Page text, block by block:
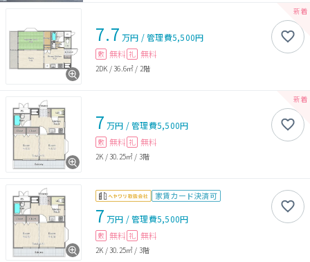
7.7 万円 /管理費5,500円
敷 無料 礼 無料
2DK /36.6㎡ / 2階
7 万円 /管理費5,500円
敷 無料 礼 無料
2K /30.25㎡ / 3階
家賃カード決済可
7 万円 /管理費5,500円
敷 無料 礼 無料
2K /30.25㎡ / 3階